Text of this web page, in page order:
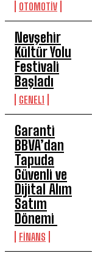
OTOMOTİV
Nevşehir
Kültür Yolu
Festivali
Başladı
GENEL1
Garanti
BBVA’dan
Tapuda
Güvenli ve
Dijital Alım
Satım
Dönemi
FİNANS